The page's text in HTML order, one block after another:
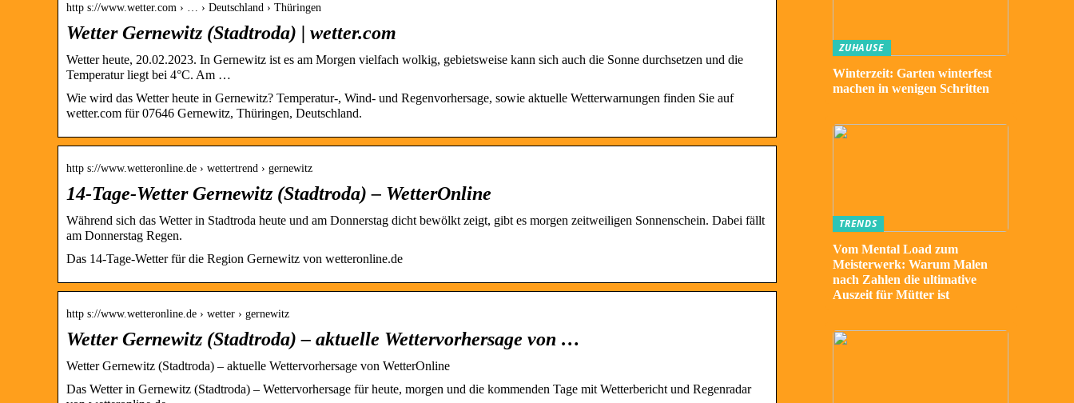
http s://www.wetter.com › … › Deutschland › Thüringen
Wetter Gernewitz (Stadtroda) | wetter.com
Wetter heute, 20.02.2023. In Gernewitz ist es am Morgen vielfach wolkig, gebietsweise kann sich auch die Sonne durchsetzen und die
Temperatur liegt bei 4°C. Am …
Wie wird das Wetter heute in Gernewitz? Temperatur-, Wind- und Regenvorhersage, sowie aktuelle Wetterwarnungen finden Sie auf
wetter.com für 07646 Gernewitz, Thüringen, Deutschland.
http s://www.wetteronline.de › wettertrend › gernewitz
14-Tage-Wetter Gernewitz (Stadtroda) – WetterOnline
Während sich das Wetter in Stadtroda heute und am Donnerstag dicht bewölkt zeigt, gibt es morgen zeitweiligen Sonnenschein. Dabei fällt
am Donnerstag Regen.
Das 14-Tage-Wetter für die Region Gernewitz von wetteronline.de
http s://www.wetteronline.de › wetter › gernewitz
Wetter Gernewitz (Stadtroda) – aktuelle Wettervorhersage von …
Wetter Gernewitz (Stadtroda) – aktuelle Wettervorhersage von WetterOnline
Das Wetter in Gernewitz (Stadtroda) – Wettervorhersage für heute, morgen und die kommenden Tage mit Wetterbericht und Regenradar
ZUHAUSE
Winterzeit: Garten winterfest
machen in wenigen Schritten
TRENDS
Vom Mental Load zum
Meisterwerk: Warum Malen
nach Zahlen die ultimative
Auszeit für Mütter ist